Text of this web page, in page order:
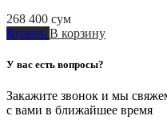
268 400 сум
Купить В корзину
У вас есть вопросы?
Закажите звонок и мы
с вами в ближайшее время